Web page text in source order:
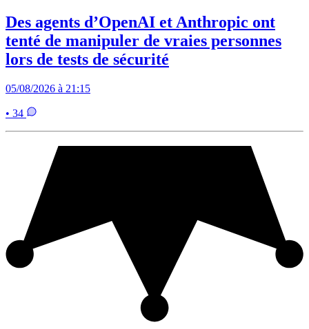
Des agents d’OpenAI et Anthropic ont
tenté de manipuler de vraies personnes
lors de tests de sécurité
05/08/2026 à 21:15
• 34